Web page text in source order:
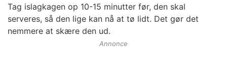
Tag islagkagen op 10-15 minutter før, den skal
serveres, så den lige kan nå at tø lidt. Det gør det
nemmere at skære den ud.
Annonce